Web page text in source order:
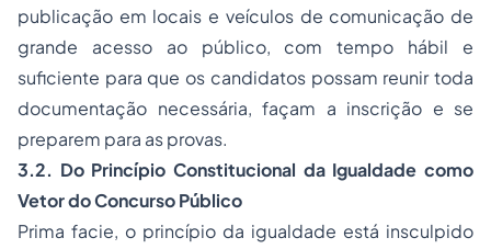
publicação em locais e veículos de comunicação de
grande acesso ao público, com tempo hábil e
suficiente para que os candidatos possam reunir toda
documentação necessária, façam a inscrição e se
preparem para as provas.
3.2. Do Princípio Constitucional da Igualdade como
Vetor do Concurso Público
Prima facie, o princípio da igualdade está insculpido